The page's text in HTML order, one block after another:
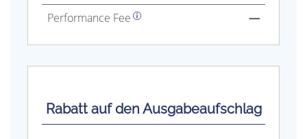
Performance Fee
—
Rabatt auf den Ausgabeaufschlag